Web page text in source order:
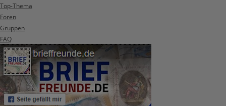
Top-Thema
Foren
Gruppen
FAQ